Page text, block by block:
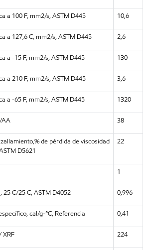
a 100 F, mm2/s, ASTM D445 10,6
a 127,6 C, mm2/s, ASTM D445 2,6
a -15 F, mm2/s, ASTM D445 130
a 210 F, mm2/s, ASTM D445 3,6
a -65 F, mm2/s, ASTM D445 1320
AA 38
de pérdida de viscosidad
D5621
22
1
25 C/25 C, ASTM D4052 0,996
cal/g-°C, Referencia 0,41
XRF 224